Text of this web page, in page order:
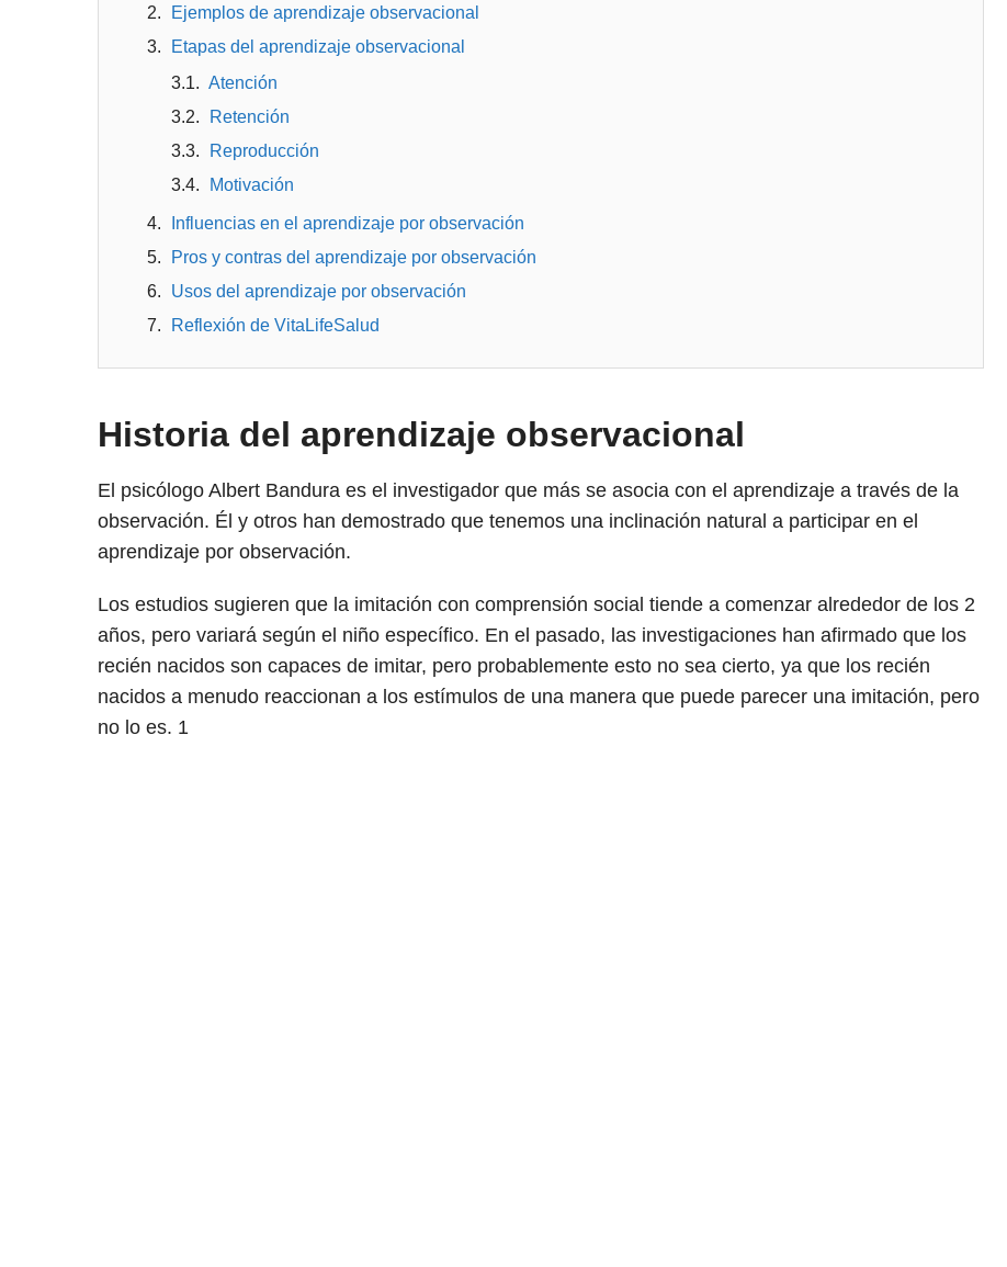
Ejemplos de aprendizaje observacional
Etapas del aprendizaje observacional
Atención
Retención
Reproducción
Motivación
Influencias en el aprendizaje por observación
Pros y contras del aprendizaje por observación
Usos del aprendizaje por observación
Reflexión de VitaLifeSalud
Historia del aprendizaje observacional
El psicólogo Albert Bandura es el investigador que más se asocia con el aprendizaje a través de la
observación. Él y otros han demostrado que tenemos una inclinación natural a participar en el
aprendizaje por observación.
Los estudios sugieren que la imitación con comprensión social tiende a comenzar alrededor de los 2
años, pero variará según el niño específico. En el pasado, las investigaciones han afirmado que los
recién nacidos son capaces de imitar, pero probablemente esto no sea cierto, ya que los recién
nacidos a menudo reaccionan a los estímulos de una manera que puede parecer una imitación, pero
no lo es. 1